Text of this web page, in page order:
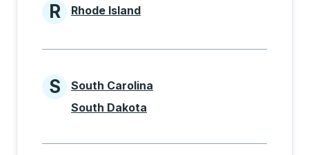
States beginning with R
R Rhode Island
States beginning with S
S
South Carolina
South Dakota